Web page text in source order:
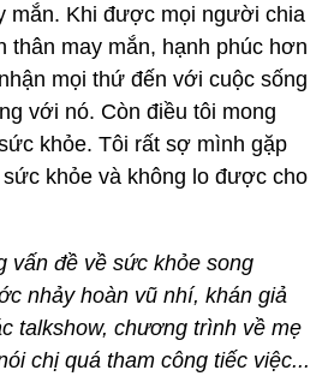
mắn. Khi được mọi người chia
thân may mắn, hạnh phúc hơn
mọi thứ đến với cuộc sống
với nó. Còn điều tôi mong
khỏe. Tôi rất sợ mình gặp
khỏe và không lo được cho
vấn đề về sức khỏe song
nhảy hoàn vũ nhí, khán giả
talkshow, chương trình về mẹ
chị quá tham công tiếc việc...